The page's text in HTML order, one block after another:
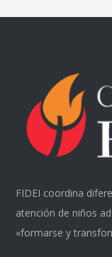
FIDEI coordina
atención de niños
«formarse y